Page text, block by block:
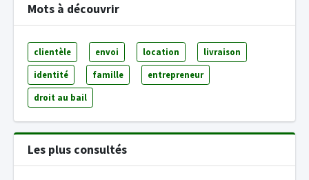
Mots à découvrir
clientèle envoi location livraison
identité famille entrepreneur
droit au bail
Les plus consultés